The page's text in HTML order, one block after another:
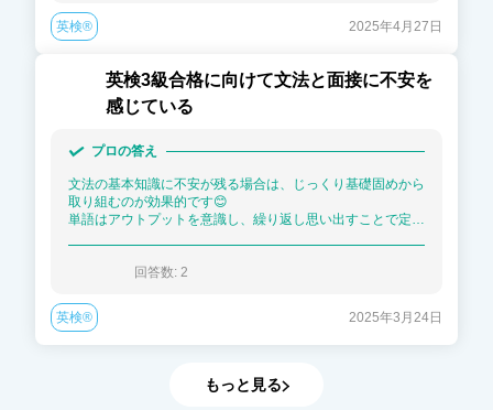
英検® 2025年4月27日
英検3級合格に向けて文法と面接に不安を
感じている
プロの答え
文法の基本知識に不安が残る場合は、じっくり基礎固めから
取り組むのが効果的です😊
単語はアウトプットを意識し、繰り返し思い出すことで定着
回答数: 2
英検® 2025年3月24日
もっと見る